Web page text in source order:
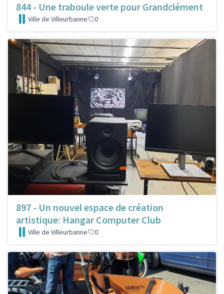
844 - Une traboule verte pour Grandclément
Ville de Villeurbanne 0
897 - Un nouvel espace de création
artistique: Hangar Computer Club
Ville de Villeurbanne 0